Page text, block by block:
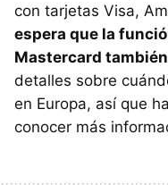
con tarjetas Visa,
espera que la
Mastercard
detalles sobre
en Europa, así que
conocer más